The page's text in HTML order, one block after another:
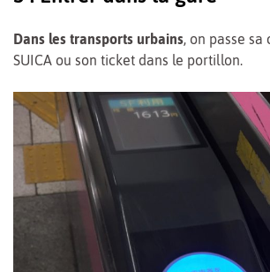
Dans les transports urbains, on passe sa
SUICA ou son ticket dans le portillon.